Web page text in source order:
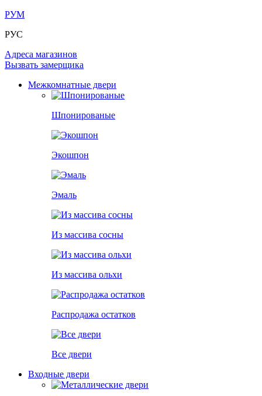
РУМ
РУС
Адреса магазинов
Вызвать замерщика
Межкомнатные двери
Шпонированые
Экошпон
Эмаль
Из массива сосны
Из массива ольхи
Распродажа остатков
Все двери
Входные двери